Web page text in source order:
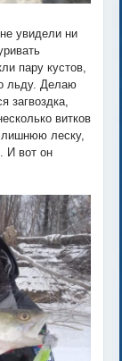
увидели ни
пару кустов,
льду. Делаю
загвоздка,
витков
леску,
И вот он